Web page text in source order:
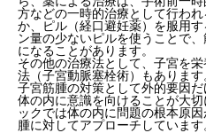
方などの一時的治療として行わ
か、ピル（経口避妊薬）を服用
ン量の少ないピルを使うことで
になることがあります。
その他の治療法として、子宮を
法（子宮動脈塞栓術）もあります
子宮筋腫の対策として外的要因だ
体の内に意識を向けることが大
ックでは体の内に問題の根本原
腫に対してアプローチしています